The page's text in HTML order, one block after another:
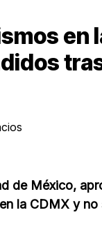
en
de México,
la CDMX y